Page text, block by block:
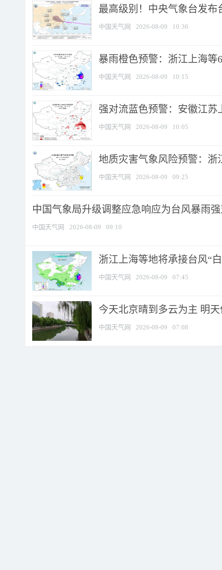
最高级别！中央气象台发布
中国天气网 2026-08-09 10:36
暴雨橙色预警：浙江上海等
中国天气网 2026-08-09 10:15
强对流蓝色预警：安徽江苏
中国天气网 2026-08-09 10:05
地质灾害气象风险预警：浙
中国天气网 2026-08-09 09:25
中国气象局升级调整应急响应为台风暴雨
中国天气网 2026-08-09 09:10
浙江上海等地将承接台风“
中国天气网 2026-08-09 07:45
今天北京晴到多云为主 明
中国天气网 2026-08-09 07:08